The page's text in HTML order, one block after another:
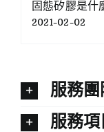
固態矽膠是什
2021-02-02
服務團
服務項